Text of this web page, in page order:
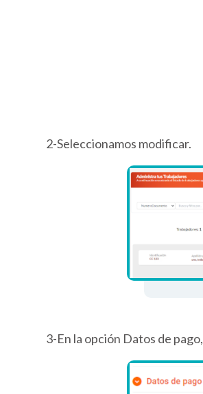
2-Seleccionamos modificar.
3-En la opción Datos de pago,